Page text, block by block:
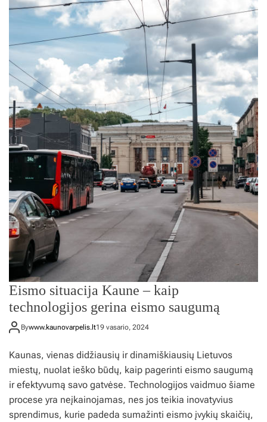
Eismo situacija Kaune – kaip
technologijos gerina eismo saugumą
Bywww.kaunovarpelis.lt19 vasario, 2024
Kaunas, vienas didžiausių ir dinamiškiausių Lietuvos
miestų, nuolat ieško būdų, kaip pagerinti eismo saugumą
ir efektyvumą savo gatvėse. Technologijos vaidmuo šiame
procese yra neįkainojamas, nes jos teikia inovatyvius
sprendimus, kurie padeda sumažinti eismo įvykių skaičių,